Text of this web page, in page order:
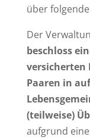
über
Der
beschloss
versicherten
Paaren in
(teilweise)
aufgrund